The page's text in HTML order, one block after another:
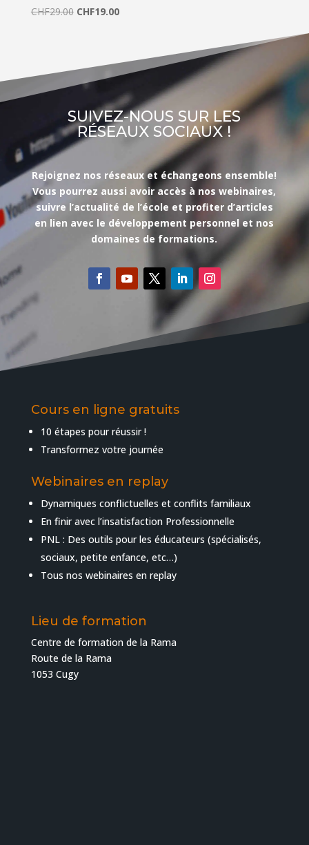
CHF29.00 Le
était :
CHF29.00.
CHF19.00Le
est :
SUIVEZ-NOUS SUR LES
RÉSEAUX SOCIAUX !
Rejoignez nos réseaux et échangeons ensemble!
Vous pourrez aussi avoir accès à nos webinaires,
suivre l’actualité de l’école et profiter d’articles
en lien avec le développement personnel et nos
domaines de formations.
Cours en ligne gratuits
10 étapes pour réussir !
Transformez votre journée
Webinaires en replay
Dynamiques conflictuelles et conflits familiaux
En finir avec l’insatisfaction Professionnelle
PNL : Des outils pour les éducateurs (spécialisés,
sociaux, petite enfance, etc…)
Tous nos webinaires en replay
Lieu de formation
Centre de formation de la Rama
Route de la Rama
1053 Cugy